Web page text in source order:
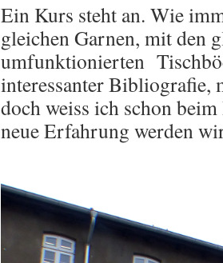
Ein Kurs steht an. Wie
gleichen Garnen, mit den
umfunktionierten
interessanter Bibliografie,
doch weiss ich schon
neue Erfahrung werden